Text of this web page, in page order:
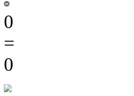
0
=
0